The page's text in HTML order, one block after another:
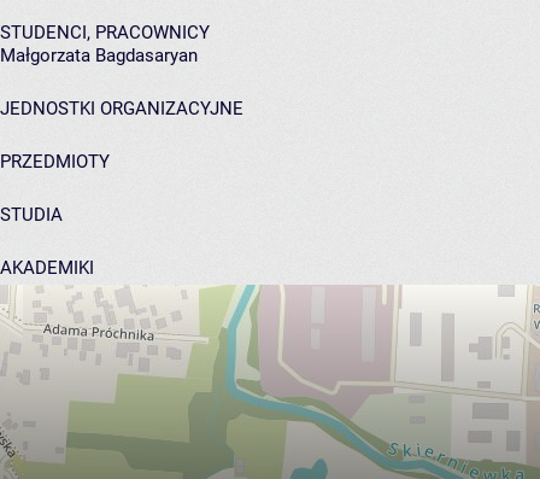
STUDENCI, PRACOWNICY
Małgorzata Bagdasaryan
JEDNOSTKI ORGANIZACYJNE
PRZEDMIOTY
STUDIA
AKADEMIKI
POMOC